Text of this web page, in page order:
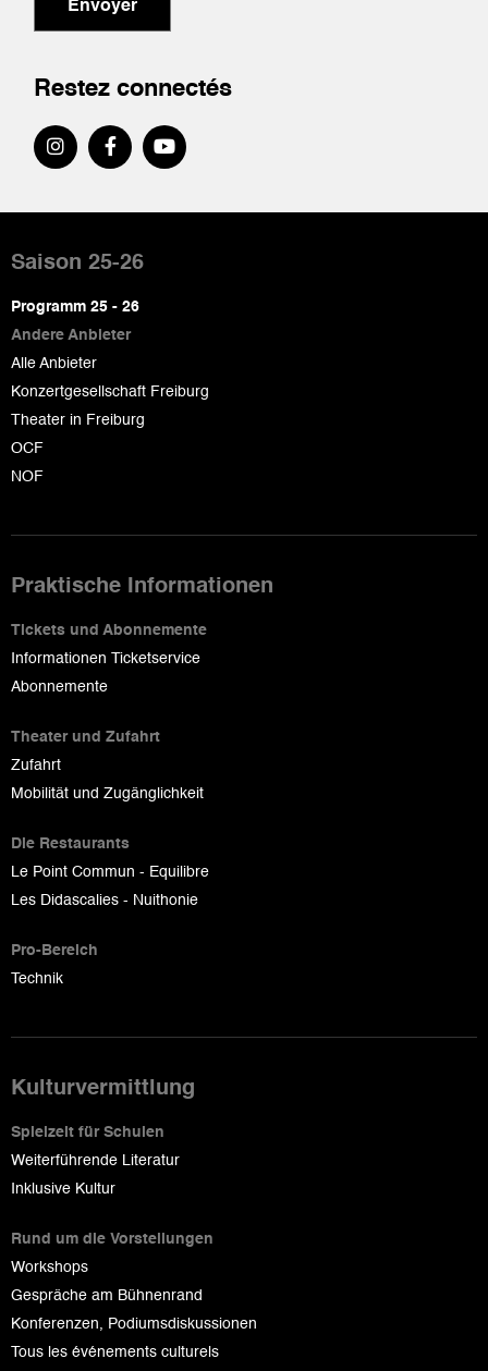
Envoyer
Restez connectés
de
page
Saison 25-26
Programm 25 - 26
Andere Anbieter
Alle Anbieter
Konzertgesellschaft Freiburg
Theater in Freiburg
OCF
NOF
Praktische Informationen
Tickets und Abonnemente
Informationen Ticketservice
Abonnemente
Theater und Zufahrt
Zufahrt
Mobilität und Zugänglichkeit
Die Restaurants
Le Point Commun - Equilibre
Les Didascalies - Nuithonie
Pro-Bereich
Technik
Kulturvermittlung
Spielzeit für Schulen
Weiterführende Literatur
Inklusive Kultur
Rund um die Vorstellungen
Workshops
Gespräche am Bühnenrand
Konferenzen, Podiumsdiskussionen
Tous les événements culturels